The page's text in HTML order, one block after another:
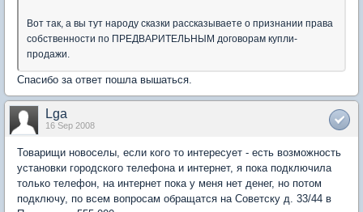
Вот так, а вы тут народу сказки рассказываете о признании права
собственности по ПРЕДВАРИТЕЛЬНЫМ договорам купли-
продажи.
Спасибо за ответ пошла вышаться.
Lga
16 Sep 2008
Товарищи новоселы, если кого то интересует - есть возможность
установки городского телефона и интернет, я пока подключила
только телефон, на интернет пока у меня нет денег, но потом
подключу, по всем вопросам обращатся на Советску д. 33/44 в